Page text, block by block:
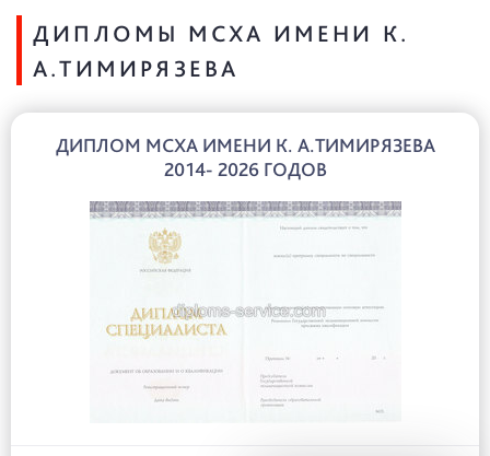
ДИПЛОМЫ МСХА ИМЕНИ К.
А.ТИМИРЯЗЕВА
ДИПЛОМ МСХА ИМЕНИ К. А.ТИМИРЯЗЕВА
2014- 2026 ГОДОВ